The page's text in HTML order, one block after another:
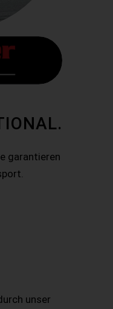
garantieren
unser